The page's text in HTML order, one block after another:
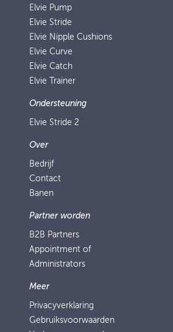
Elvie Pump
Elvie Stride
Elvie Nipple Cushions
Elvie Curve
Elvie Catch
Elvie Trainer
Ondersteuning
Elvie Stride 2
Over
Bedrijf
Contact
Banen
Partner worden
B2B Partners
Appointment of
Administrators
Meer
Privacyverklaring
Gebruiksvoorwaarden